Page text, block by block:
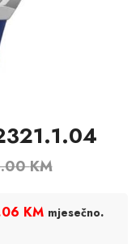
KM
KM mjesečno.